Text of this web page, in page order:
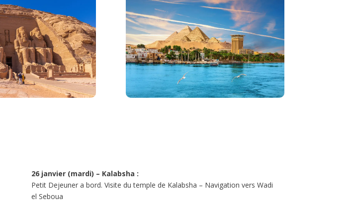
26 janvier (mardi) – Kalabsha :
Petit Dejeuner a bord. Visite du temple de Kalabsha – Navigation vers Wadi
el Seboua